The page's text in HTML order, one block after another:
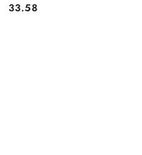
Cena:
33.58